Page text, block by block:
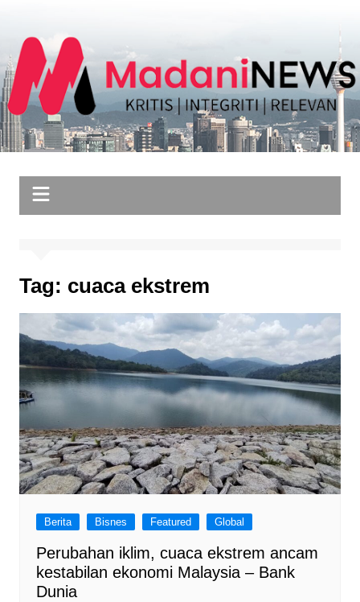
content
Tag: cuaca ekstrem
Berita Bisnes Featured Global
Perubahan iklim, cuaca ekstrem ancam
kestabilan ekonomi Malaysia – Bank
Dunia